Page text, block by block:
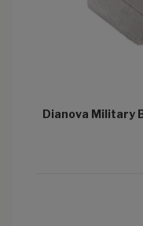
Dianova Military